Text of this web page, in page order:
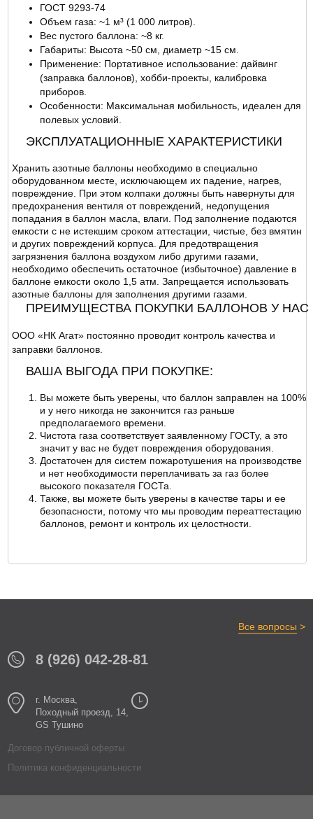
ГОСТ 9293-74
Объем газа: ~1 м³ (1 000 литров).
Вес пустого баллона: ~8 кг.
Габариты: Высота ~50 см, диаметр ~15 см.
Применение: Портативное использование: дайвинг
(заправка баллонов), хобби-проекты, калибровка
приборов.
Особенности: Максимальная мобильность, идеален для
полевых условий.
ЭКСПЛУАТАЦИОННЫЕ ХАРАКТЕРИСТИКИ
Хранить азотные баллоны необходимо в специально
оборудованном месте, исключающем их падение, нагрев,
повреждение. При этом колпаки должны быть навернуты для
предохранения вентиля от повреждений, недопущения
попадания в баллон масла, влаги. Под заполнение подаются
емкости с не истекшим сроком аттестации, чистые, без вмятин
и других повреждений корпуса. Для предотвращения
загрязнения баллона воздухом либо другими газами,
необходимо обеспечить остаточное (избыточное) давление в
баллоне емкости около 1,5 атм. Запрещается использовать
азотные баллоны для заполнения другими газами.
ПРЕИМУЩЕСТВА ПОКУПКИ БАЛЛОНОВ У НАС
ООО «НК Агат» постоянно проводит контроль качества и
заправки баллонов.
ВАША ВЫГОДА ПРИ ПОКУПКЕ:
Вы можете быть уверены, что баллон заправлен на 100%
и у него никогда не закончится газ раньше
предполагаемого времени.
Чистота газа соответствует заявленному ГОСТу, а это
значит у вас не будет повреждения оборудования.
Достаточен для систем пожаротушения на производстве
и нет необходимости переплачивать за газ более
высокого показателя ГОСТа.
Также, вы можете быть уверены в качестве тары и ее
безопасности, потому что мы проводим переаттестацию
баллонов, ремонт и контроль их целостности.
Все вопросы >
8 (926) 042-28-81
г. Москва,
Походный проезд, 14,
GS Тушино
Договор публичной оферты
Политика конфиденциальности